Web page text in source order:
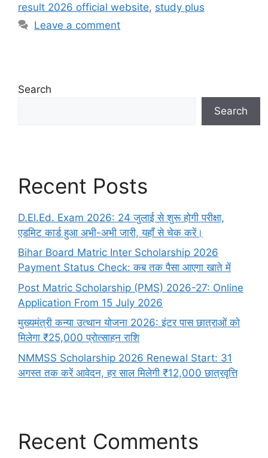
result 2026 official website, study plus
Leave a comment
Search
Search
Recent Posts
D.El.Ed. Exam 2026: 24 जुलाई से शुरू होगी परीक्षा,
एडमिट कार्ड हुआ अभी-अभी जारी, यहाँ से चेक करें।
Bihar Board Matric Inter Scholarship 2026
Payment Status Check: कब तक पैसा आएगा खाते में
Post Matric Scholarship (PMS) 2026-27: Online
Application From 15 July 2026
मुख्यमंत्री कन्या उत्थान योजना 2026: इंटर पास छात्राओं को
मिलेगा ₹25,000 प्रोत्साहन राशि
NMMSS Scholarship 2026 Renewal Start: 31
अगस्त तक करें आवेदन, हर साल मिलेगी ₹12,000 छात्रवृत्ति
Recent Comments